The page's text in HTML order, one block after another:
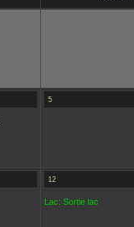
5
12
Lac: Sortie lac